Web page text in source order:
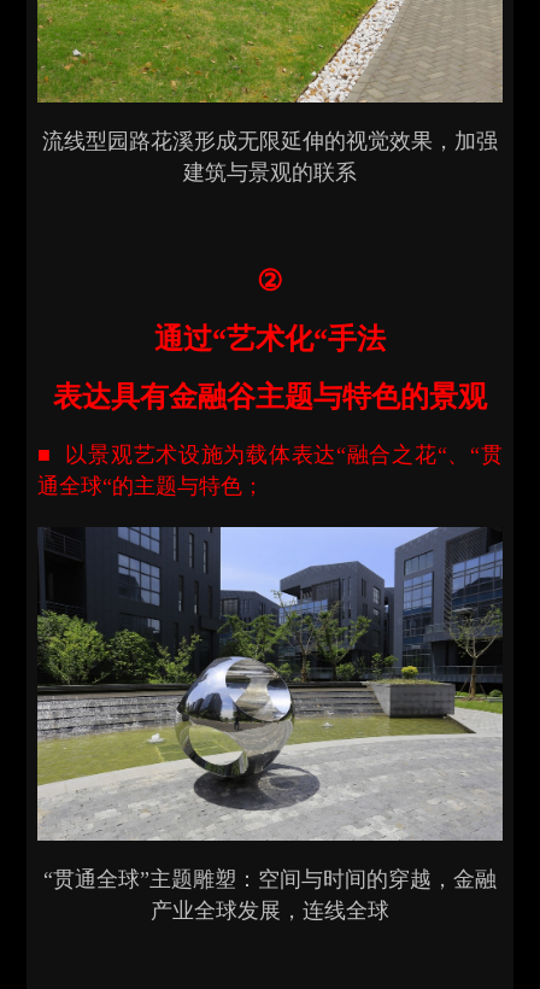
流线型园路花溪形成无限延伸的视觉效果，加强
建筑与景观的联系
②
通过“艺术化“手法
表达具有金融谷主题与特色的景观
■ 以景观艺术设施为载体表达“融合之花“、“贯
通全球“的主题与特色；
“贯通全球”主题雕塑：空间与时间的穿越，金融
产业全球发展，连线全球